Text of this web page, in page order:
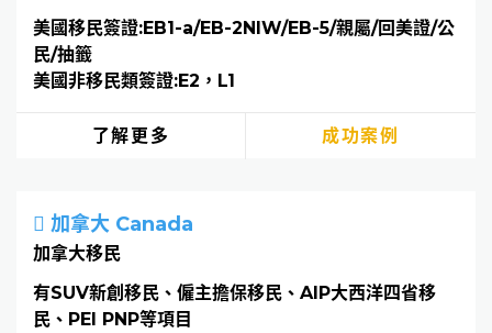
美國移民簽證:EB1-a/EB-2NIW/EB-5/親屬/回美證/公
民/抽籤
美國非移民類簽證:E2，L1
了解更多 成功案例
加拿大 Canada
加拿大移民
有SUV新創移民、僱主擔保移民、AIP大西洋四省移
民、PEI PNP等項目